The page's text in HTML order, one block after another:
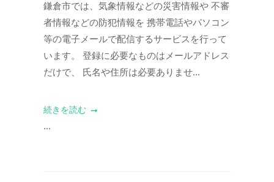
鎌倉市では、気象情報などの災害情報や 不審
者情報などの防犯情報を 携帯電話やパソコン
等の電子メールで配信するサービスを行って
います。 登録に必要なものはメールアドレス
だけで、 氏名や住所は必要ありませ...
続きを読む
...